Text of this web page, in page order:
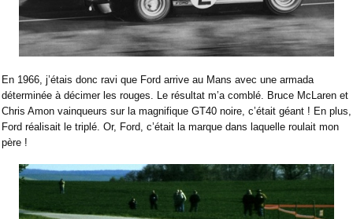
En 1966, j’étais donc ravi que Ford arrive au Mans avec une armada
déterminée à décimer les rouges. Le résultat m’a comblé. Bruce McLaren et
Chris Amon vainqueurs sur la magnifique GT40 noire, c’était géant ! En plus,
Ford réalisait le triplé. Or, Ford, c’était la marque dans laquelle roulait mon
père !